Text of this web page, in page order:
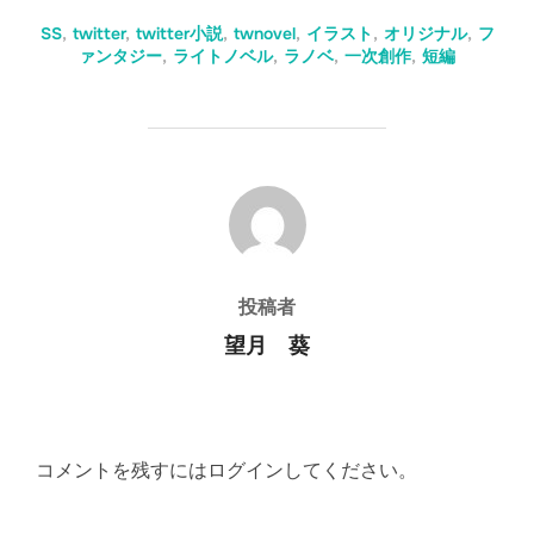
SS, twitter, twitter小説, twnovel, イラスト, オリジナル, フ
ァンタジー, ライトノベル, ラノベ, 一次創作, 短編
投稿者
投稿者
望月 葵
コメントを残すにはログインしてください。